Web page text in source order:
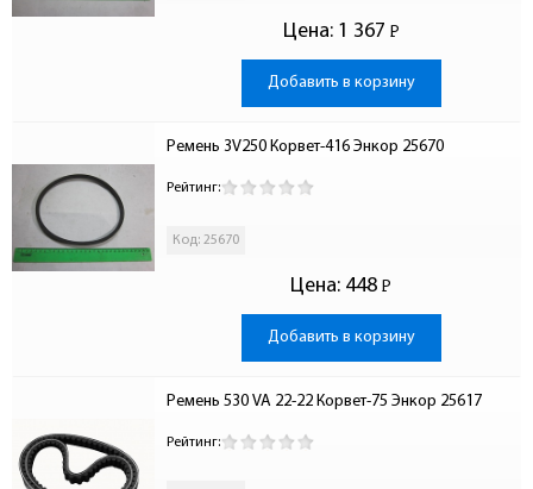
Цена: 1 367 Р
-
Добавить в корзину
Ремень 3V250 Корвет-416 Энкор 25670
Рейтинг:
Код: 25670
Цена: 448 Р
-
Добавить в корзину
Ремень 530 VA 22-22 Корвет-75 Энкор 25617
Рейтинг: